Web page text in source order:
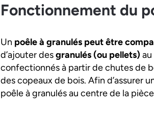
Fonctionnement du
Un poêle à granulés peut être
d’ajouter desgranulés (ou pellets)
confectionnés à partir de chutes de
des copeaux de bois. Afin d’assurer
poêle à granulés au centre de la